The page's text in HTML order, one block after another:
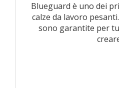
Blueguard è uno dei
calze da lavoro
sono garantite per